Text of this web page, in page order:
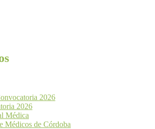
2026
2026
Médica
Médicos de Córdoba